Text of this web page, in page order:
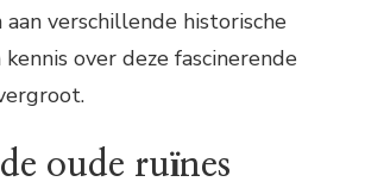
verschillende historische
over deze fascinerende
oude ruïnes